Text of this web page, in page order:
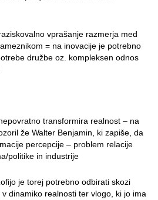
vprašanje razmerja med
= na inovacije je potrebno
družbe oz. kompleksen odnos
transformira realnost – na
že Walter Benjamin, ki zapiše, da
percepcije – problem relacije
politike in industrije
je torej potrebno odbirati skozi
dinamiko realnosti ter vlogo, ki jo ima